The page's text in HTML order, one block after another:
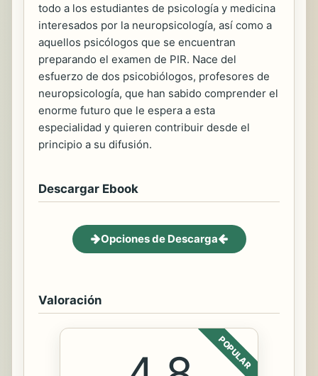
todo a los estudiantes de psicología y medicina
interesados por la neuropsicología, así como a
aquellos psicólogos que se encuentran
preparando el examen de PIR. Nace del
esfuerzo de dos psicobiólogos, profesores de
neuropsicología, que han sabido comprender el
enorme futuro que le espera a esta
especialidad y quieren contribuir desde el
principio a su difusión.
Descargar Ebook
Opciones de Descarga
Valoración
POPULAR